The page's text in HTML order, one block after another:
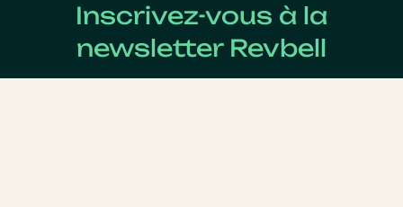
Inscrivez-vous à la
newsletter Revbell